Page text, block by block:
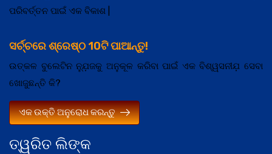
ତ୍ୱରିତ ଲିଙ୍କ
ପରିବର୍ତ୍ତନ ପାଇଁ ଏକ ବିକାଶ |
ସର୍ଚ୍ଚରେ ଶ୍ରେଷ୍ଠ 10ଟି ପାଆନ୍ତୁ!
ଉତ୍କଳ ବୁଲେଟିନ ନ୍ଯ଼ୁଜକୁ ଅନୁକୂଳ କରିବା ପାଇଁ ଏକ ବିଶ୍ୱସନୀଯ଼ ସେବା
ଖୋଜୁଛନ୍ତି କି?
ଏକ ଉକ୍ତି ଅନୁରୋଧ କରନ୍ତୁ